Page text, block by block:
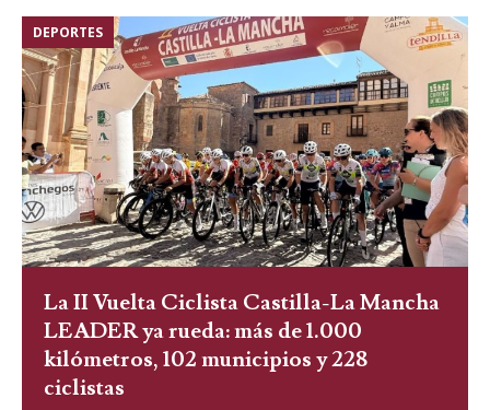
DEPORTES
La II Vuelta Ciclista Castilla-La Mancha
LEADER ya rueda: más de 1.000
kilómetros, 102 municipios y 228
ciclistas